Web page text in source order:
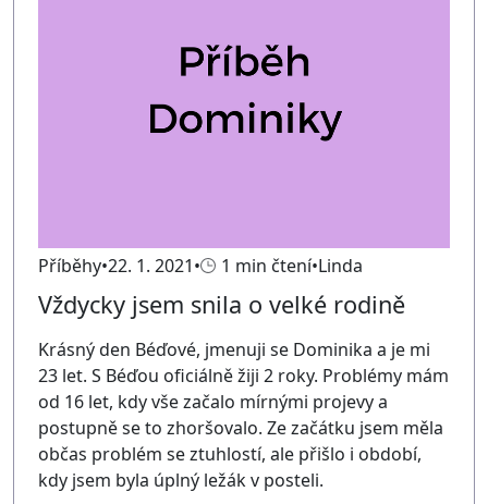
Příběhy 22. 1. 2021 1 min čtení Linda
Vždycky jsem snila o velké rodině
Krásný den Béďové, jmenuji se Dominika a je mi
23 let. S Béďou oficiálně žiji 2 roky. Problémy mám
od 16 let, kdy vše začalo mírnými projevy a
postupně se to zhoršovalo. Ze začátku jsem měla
občas problém se ztuhlostí, ale přišlo i období,
kdy jsem byla úplný ležák v posteli.